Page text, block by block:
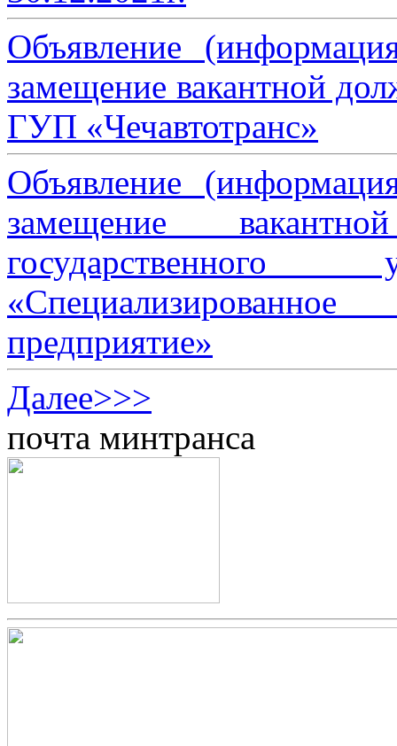
Объявление
замещение вакантной
ГУП «Чечавтотранс»
Объявление
замещение
государственного
«Специализированное
предприятие»
Далее>>>
почта минтранса